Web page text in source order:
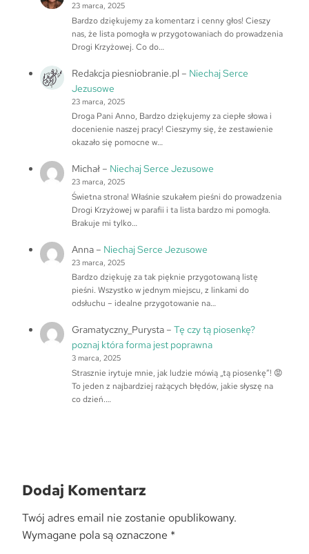
23 marca, 2025
Bardzo dziękujemy za komentarz i cenny głos! Cieszy
nas, że lista pomogła w przygotowaniach do prowadzenia
Drogi Krzyżowej. Co do…
Redakcja piesniobranie.pl – Niechaj Serce
Jezusowe
23 marca, 2025
Droga Pani Anno, Bardzo dziękujemy za ciepłe słowa i
docenienie naszej pracy! Cieszymy się, że zestawienie
okazało się pomocne w…
Michał– Niechaj Serce Jezusowe
23 marca, 2025
Świetna strona! Właśnie szukałem pieśni do prowadzenia
Drogi Krzyżowej w parafii i ta lista bardzo mi pomogła.
Brakuje mi tylko…
Anna– Niechaj Serce Jezusowe
23 marca, 2025
Bardzo dziękuję za tak pięknie przygotowaną listę
pieśni. Wszystko w jednym miejscu, z linkami do
odsłuchu – idealne przygotowanie na…
Gramatyczny_Purysta– Tę czy tą piosenkę?
poznaj która forma jest poprawna
3 marca, 2025
Strasznie irytuje mnie, jak ludzie mówią „tą piosenkę”! 😡
To jeden z najbardziej rażących błędów, jakie słyszę na
co dzień.…
Dodaj Komentarz
Twój adres email nie zostanie opublikowany.
Wymagane pola są oznaczone *